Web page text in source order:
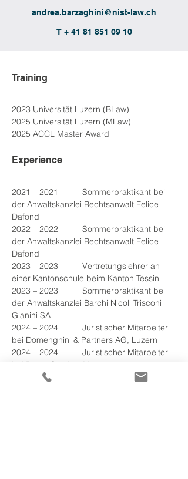
andrea.barzaghini@nist-law.ch
T + 41 81 851 09 10
Training
2023 Universität Luzern (BLaw)
2025 Universität Luzern (MLaw)
2025 ACCL Master Award
Experience
2021 – 2021	Sommerpraktikant bei
der Anwaltskanzlei Rechtsanwalt Felice
Dafond
2022 – 2022	Sommerpraktikant bei
der Anwaltskanzlei Rechtsanwalt Felice
Dafond
2023 – 2023	Vertretungslehrer an
einer Kantonschule beim Kanton Tessin
2023 – 2023	Sommerpraktikant bei
der Anwaltskanzlei Barchi Nicoli Trisconi
Gianini SA
2024 – 2024	Juristischer Mitarbeiter
bei Domenghini & Partners AG, Luzern
2024 – 2024	Juristischer Mitarbeiter
bei Rütter Stocker, Meggen
2025 – 2025	Rechtspraktikant beim